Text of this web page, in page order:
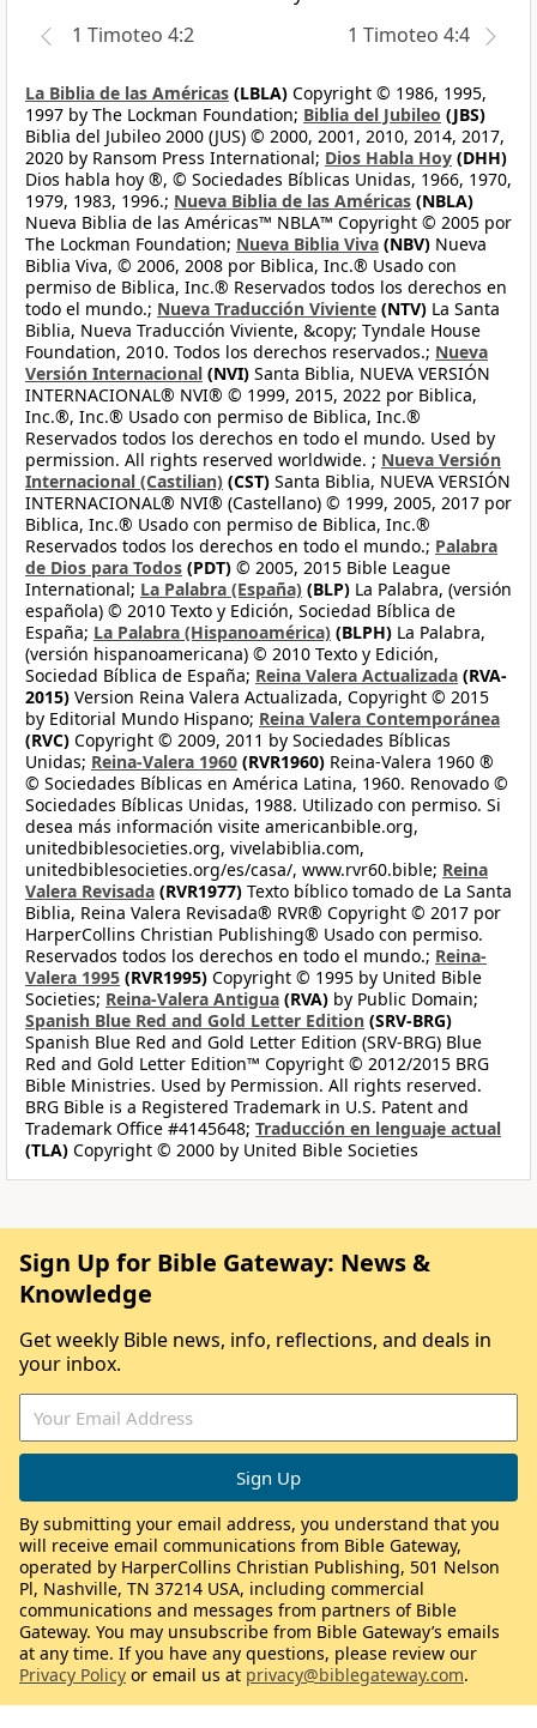
1 Timoteo 4:2
1 Timoteo 4:4
La Biblia de las Américas (LBLA) Copyright © 1986, 1995,
1997 by The Lockman Foundation; Biblia del Jubileo (JBS)
Biblia del Jubileo 2000 (JUS) © 2000, 2001, 2010, 2014, 2017,
2020 by Ransom Press International; Dios Habla Hoy (DHH)
Dios habla hoy ®, © Sociedades Bíblicas Unidas, 1966, 1970,
1979, 1983, 1996.; Nueva Biblia de las Américas (NBLA)
Nueva Biblia de las Américas™ NBLA™ Copyright © 2005 por
The Lockman Foundation; Nueva Biblia Viva (NBV) Nueva
Biblia Viva, © 2006, 2008 por Biblica, Inc.® Usado con
permiso de Biblica, Inc.® Reservados todos los derechos en
todo el mundo.; Nueva Traducción Viviente (NTV) La Santa
Biblia, Nueva Traducción Viviente, &copy; Tyndale House
Foundation, 2010. Todos los derechos reservados.; Nueva
Versión Internacional (NVI) Santa Biblia, NUEVA VERSIÓN
INTERNACIONAL® NVI® © 1999, 2015, 2022 por Biblica,
Inc.®, Inc.® Usado con permiso de Biblica, Inc.®
Reservados todos los derechos en todo el mundo. Used by
permission. All rights reserved worldwide. ; Nueva Versión
Internacional (Castilian) (CST) Santa Biblia, NUEVA VERSIÓN
INTERNACIONAL® NVI® (Castellano) © 1999, 2005, 2017 por
Biblica, Inc.® Usado con permiso de Biblica, Inc.®
Reservados todos los derechos en todo el mundo.; Palabra
de Dios para Todos (PDT) © 2005, 2015 Bible League
International; La Palabra (España) (BLP) La Palabra, (versión
española) © 2010 Texto y Edición, Sociedad Bíblica de
España; La Palabra (Hispanoamérica) (BLPH) La Palabra,
(versión hispanoamericana) © 2010 Texto y Edición,
Sociedad Bíblica de España; Reina Valera Actualizada (RVA-
2015) Version Reina Valera Actualizada, Copyright © 2015
by Editorial Mundo Hispano; Reina Valera Contemporánea
(RVC) Copyright © 2009, 2011 by Sociedades Bíblicas
Unidas; Reina-Valera 1960 (RVR1960) Reina-Valera 1960 ®
© Sociedades Bíblicas en América Latina, 1960. Renovado ©
Sociedades Bíblicas Unidas, 1988. Utilizado con permiso. Si
desea más información visite americanbible.org,
unitedbiblesocieties.org, vivelabiblia.com,
unitedbiblesocieties.org/es/casa/, www.rvr60.bible; Reina
Valera Revisada (RVR1977) Texto bíblico tomado de La Santa
Biblia, Reina Valera Revisada® RVR® Copyright © 2017 por
HarperCollins Christian Publishing® Usado con permiso.
Reservados todos los derechos en todo el mundo.; Reina-
Valera 1995 (RVR1995) Copyright © 1995 by United Bible
Societies; Reina-Valera Antigua (RVA) by Public Domain;
Spanish Blue Red and Gold Letter Edition (SRV-BRG)
Spanish Blue Red and Gold Letter Edition (SRV-BRG) Blue
Red and Gold Letter Edition™ Copyright © 2012/2015 BRG
Bible Ministries. Used by Permission. All rights reserved.
BRG Bible is a Registered Trademark in U.S. Patent and
Trademark Office #4145648; Traducción en lenguaje actual
(TLA) Copyright © 2000 by United Bible Societies
Sign Up for Bible Gateway: News &
Knowledge
Get weekly Bible news, info, reflections, and deals in
your inbox.
By submitting your email address, you understand that you
will receive email communications from Bible Gateway,
operated by HarperCollins Christian Publishing, 501 Nelson
Pl, Nashville, TN 37214 USA, including commercial
communications and messages from partners of Bible
Gateway. You may unsubscribe from Bible Gateway’s emails
at any time. If you have any questions, please review our
Privacy Policy or email us at privacy@biblegateway.com.